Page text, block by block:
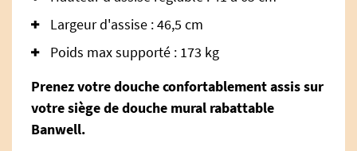
Largeur d'assise : 46,5 cm
Poids max supporté : 173 kg
Prenez votre douche confortablement assis sur
votre siège de douche mural rabattable
Banwell.